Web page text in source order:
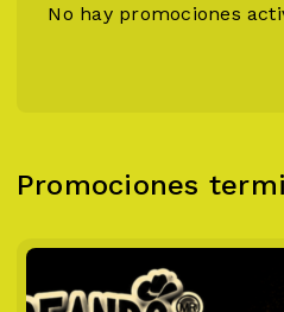
No hay promociones
Promociones